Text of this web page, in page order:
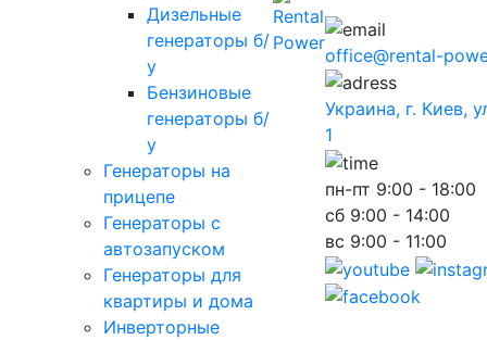
Дизельные
генераторы б/
у
Бензиновые
генераторы б/
у
Генераторы на
прицепе
Генераторы с
автозапуском
Генераторы для
квартиры и дома
Инверторные
office@rental-
Украина, г. Киев,
1
пн-пт 9:00 - 18:00
сб 9:00 - 14:00
вс 9:00 - 11:00